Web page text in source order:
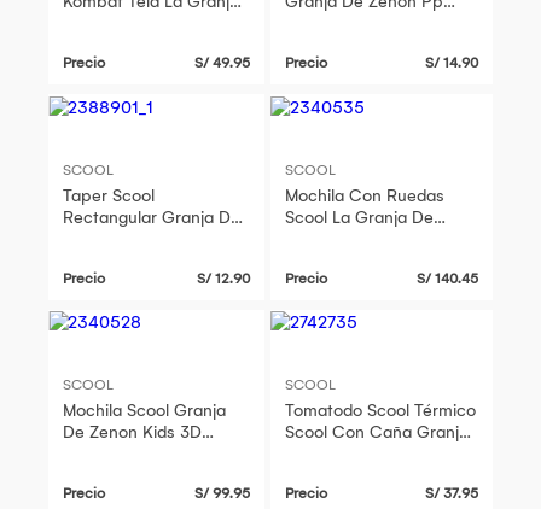
Precio S/ 49.95 Precio S/ 14.90
SCOOL
Taper Scool
Rectangular Granja De
Precio S/ 12.90
SCOOL
Mochila Con Ruedas
Scool La Granja De
Precio S/ 140.45
SCOOL
Mochila Scool Granja
De Zenon Kids 3D
Precio S/ 99.95
SCOOL
Tomatodo Scool Térmico
Scool Con Caña Granja
Precio S/ 37.95